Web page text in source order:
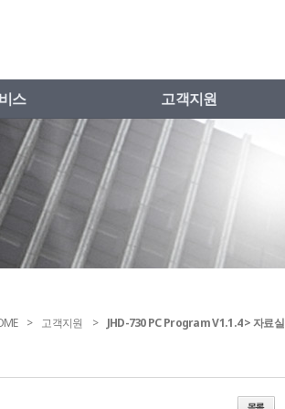
스 고객지원
고객지원 JHD-730 PC Program V1.1.4 > 자료실